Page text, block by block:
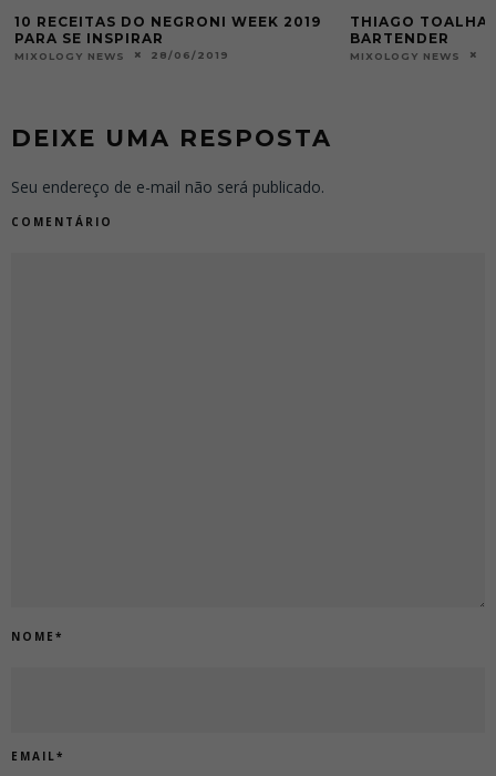
10 RECEITAS DO NEGRONI WEEK 2019
PARA SE INSPIRAR
MIXOLOGY NEWS 28/06/2019
THIAGO TOALHA
BARTENDER
MIXOLOGY NEWS
DEIXE UMA RESPOSTA
Seu endereço de e-mail não será publicado.
COMENTÁRIO
NOME *
EMAIL*